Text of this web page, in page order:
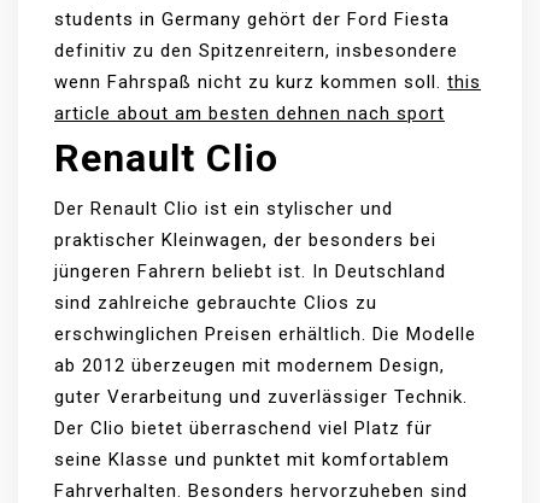
students in Germany gehört der Ford Fiesta
definitiv zu den Spitzenreitern, insbesondere
wenn Fahrspaß nicht zu kurz kommen soll. this
article about am besten dehnen nach sport
Renault Clio
Der Renault Clio ist ein stylischer und
praktischer Kleinwagen, der besonders bei
jüngeren Fahrern beliebt ist. In Deutschland
sind zahlreiche gebrauchte Clios zu
erschwinglichen Preisen erhältlich. Die Modelle
ab 2012 überzeugen mit modernem Design,
guter Verarbeitung und zuverlässiger Technik.
Der Clio bietet überraschend viel Platz für
seine Klasse und punktet mit komfortablem
Fahrverhalten. Besonders hervorzuheben sind